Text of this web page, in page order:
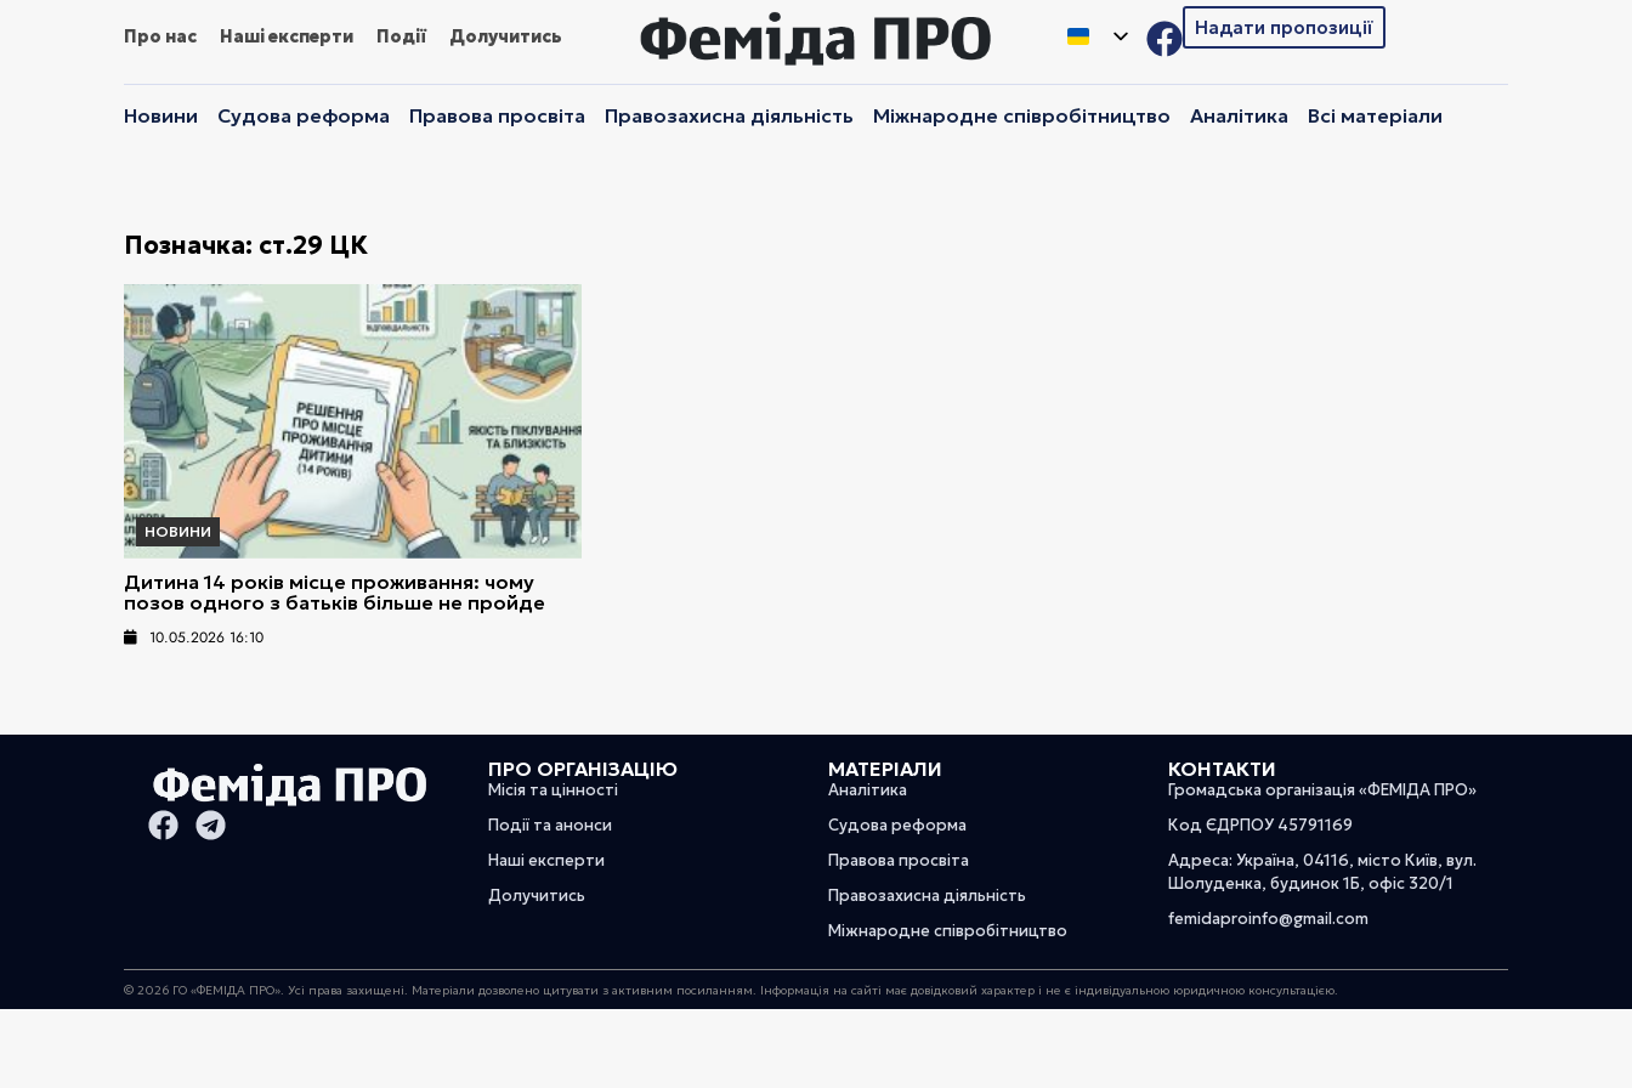
Про нас Наші експерти Події Долучитись Надати пропозиції
Новини Судова реформа Правова просвіта Правозахисна діяльність Міжнародне співробітництво Аналітика Всі матеріали
Позначка: ст.29 ЦК
НОВИНИ
Дитина 14 років місце проживання: чому
позов одного з батьків більше не пройде
10.05.2026 16:10
ПРО ОРГАНІЗАЦІЮ
Місія та цінності
Події та анонси
Наші експерти
Долучитись
МАТЕРІАЛИ
Аналітика
Судова реформа
Правова просвіта
Правозахисна діяльність
Міжнародне співробітництво
КОНТАКТИ
Громадська організація «ФЕМІДА ПРО»
Код ЄДРПОУ 45791169
Адреса: Україна, 04116, місто Київ, вул.
Шолуденка, будинок 1Б, офіс 320/1
femidaproinfo@gmail.com
© 2026 ГО «ФЕМІДА ПРО». Усі права захищені. Матеріали дозволено цитувати з активним посиланням. Інформація на сайті має довідковий характер і не є індивідуальною юридичною консультацією.